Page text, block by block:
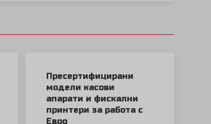
Пресертифицирани
модели касови
апарати и фискални
принтери за работа с
Евро